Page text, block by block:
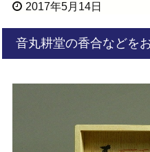
2017年5月14日
音丸耕堂の香合などを